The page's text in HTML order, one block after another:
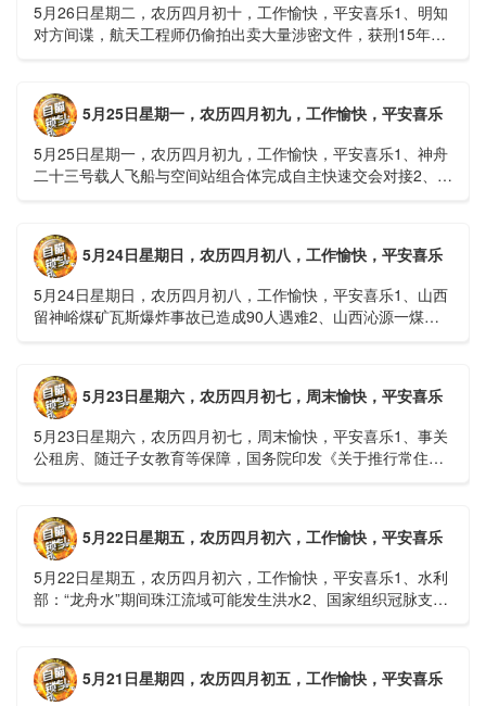
5月26日星期二，农历四月初十，工作愉快，平安喜乐1、明知
对方间谍，航天工程师仍偷拍出卖大量涉密文件，获刑15年
5月25日星期一，农历四月初九，工作愉快，平安喜乐
5月25日星期一，农历四月初九，工作愉快，平安喜乐1、神舟
二十三号载人飞船与空间站组合体完成自主快速交会对接2、山
5月24日星期日，农历四月初八，工作愉快，平安喜乐
5月24日星期日，农历四月初八，工作愉快，平安喜乐1、山西
留神峪煤矿瓦斯爆炸事故已造成90人遇难2、山西沁源一煤矿
5月23日星期六，农历四月初七，周末愉快，平安喜乐
5月23日星期六，农历四月初七，周末愉快，平安喜乐1、事关
公租房、随迁子女教育等保障，国务院印发《关于推行常住地
5月22日星期五，农历四月初六，工作愉快，平安喜乐
5月22日星期五，农历四月初六，工作愉快，平安喜乐1、水利
部：“龙舟水”期间珠江流域可能发生洪水2、国家组织冠脉支架
5月21日星期四，农历四月初五，工作愉快，平安喜乐